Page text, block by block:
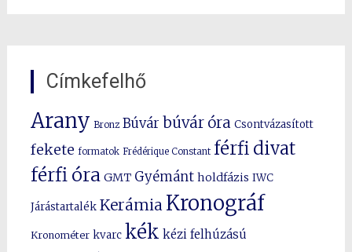
Címkefelhő
Arany Bronz Búvár búvár óra Csontvázasított
fekete formatok Frédérique Constant férfi divat
férfi óra GMT Gyémánt holdfázis IWC
Járástartalék Kerámia Kronográf
Kronométer kvarc kék kézi felhúzású